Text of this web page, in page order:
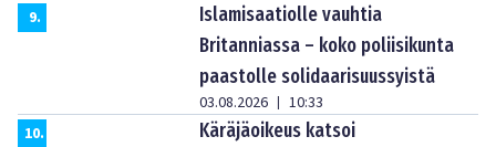
9.
Islamisaatiolle vauhtia
Britanniassa – koko poliisikunta
paastolle solidaarisuussyistä
03.08.2026 | 10:33
10.
Käräjäoikeus katsoi